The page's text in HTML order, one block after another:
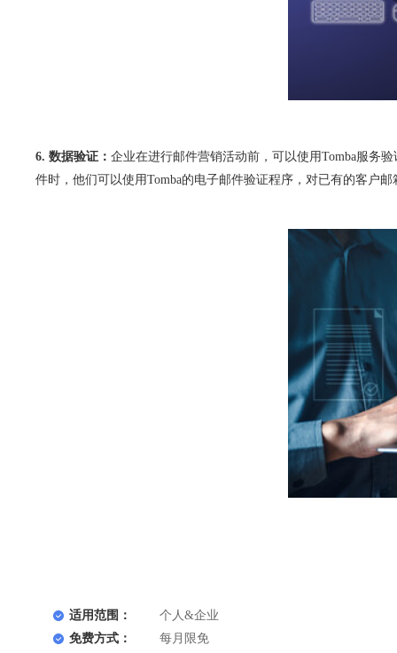
6. 数据验证： 企业在进行邮件营销活动前，可以使用Tomba服务
件时，他们可以使用Tomba的电子邮件验证程序，对已有的客户
适用范围：
个人&企业
免费方式：
每月限免